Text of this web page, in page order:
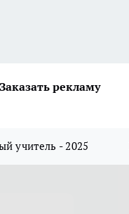
Заказать рекламу
учитель - 2025